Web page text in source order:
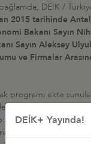
DEİK /
2015 tarihinde
Bakanı Sayın
Sayın Aleksey
ve Firmalar
programı ekte
en geç 21
kayit.deik.org.tr/
online kayıt
DEİK+ Yayında!